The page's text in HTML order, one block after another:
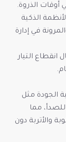
الذروة.
الذكية
في إدارة
التيار
الجودة مثل
للصدأ، مما
والأتربة دون